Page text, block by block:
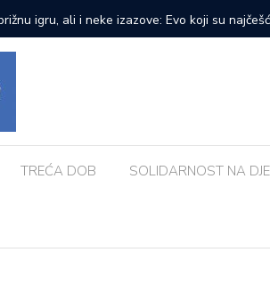
prvi veliki samostalni koncert: ‘Bog me
TREĆA DOB SOLIDARNOST NA